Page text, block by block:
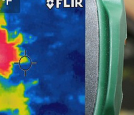
шляпкой,
которых